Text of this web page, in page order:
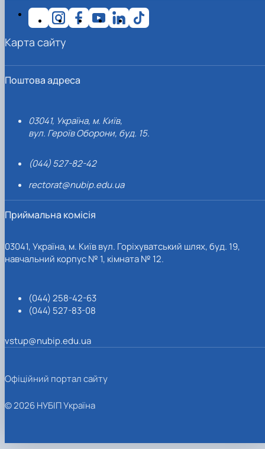
Поштова адреса
03041, Україна, м. Київ,
вул. Героїв Оборони, буд. 15.
(044) 527-82-42
rectorat@nubip.edu.ua
Приймальна комісія
03041, Україна, м. Київ вул. Горіхуватський шлях, буд. 19,
навчальний корпус № 1, кімната № 12.
(044) 258-42-63
(044) 527-83-08
vstup@nubip.edu.ua
Карта сайту
Офіційний портал сайту
© 2026 НУБІП Україна